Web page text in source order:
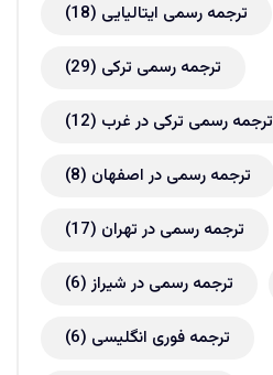
ترجمه رسمی ایتالیایی (18)
ترجمه رسمی ترکی (29)
ترجمه رسمی ترکی در غرب (12)
ترجمه رسمی در اصفهان (8)
ترجمه رسمی در تهران (17)
ترجمه رسمی در شیراز(6)
ترجمه فوری انگلیسی (6)